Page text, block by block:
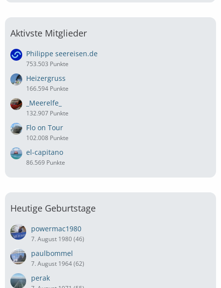
Aktivste Mitglieder
Philippe seereisen.de
753.503 Punkte
Heizergruss
166.594 Punkte
_Meerelfe_
132.907 Punkte
Flo on Tour
102.008 Punkte
el-capitano
86.569 Punkte
Heutige Geburtstage
powermac1980
7. August 1980 (46)
paulbommel
7. August 1964 (62)
perak